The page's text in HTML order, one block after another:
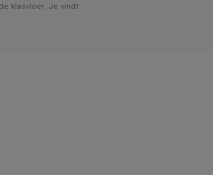
klasvloer. Je vindt